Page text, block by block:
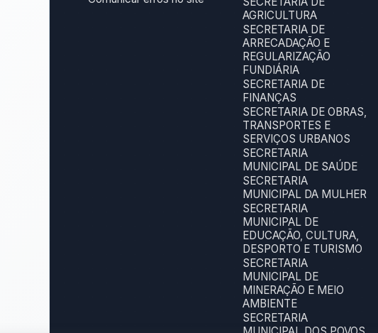
AGRICULTURA
SECRETARIA DE
ARRECADAÇÃO E
REGULARIZAÇÃO
FUNDIÁRIA
SECRETARIA DE
FINANÇAS
SECRETARIA DE OBRAS,
TRANSPORTES E
SERVIÇOS URBANOS
SECRETARIA
MUNICIPAL DE SAÚDE
SECRETARIA
MUNICIPAL DA MULHER
SECRETARIA
MUNICIPAL DE
EDUCAÇÃO, CULTURA,
DESPORTO E TURISMO
SECRETARIA
MUNICIPAL DE
MINERAÇÃO E MEIO
AMBIENTE
SECRETARIA